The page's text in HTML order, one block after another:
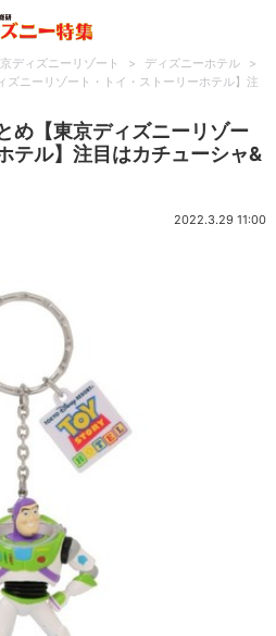
ディズニーリゾート > ディズニーホテル
>
ズニーリゾート・トイ・ストーリーホテル】注
め【東京ディズニーリゾー
テル】注目はカチューシャ&
2022.3.29 11:00